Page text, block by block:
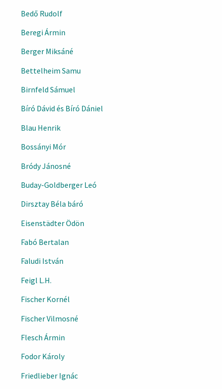
Bedő Rudolf
Beregi Ármin
Berger Miksáné
Bettelheim Samu
Birnfeld Sámuel
Bíró Dávid és Bíró Dániel
Blau Henrik
Bossányi Mór
Bródy Jánosné
Buday-Goldberger Leó
Dirsztay Béla báró
Eisenstädter Ödön
Fabó Bertalan
Faludi István
Feigl L.H.
Fischer Kornél
Fischer Vilmosné
Flesch Ármin
Fodor Károly
Friedlieber Ignác